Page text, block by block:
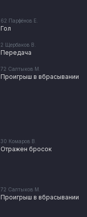
62 Парфёнов Е.
Гол
2 Щербаков В.
Передача
72 Салтыков М.
Проигрыш в вбрасывании
30 Комаров В.
Отражен бросок
72 Салтыков М.
Проигрыш в вбрасывании